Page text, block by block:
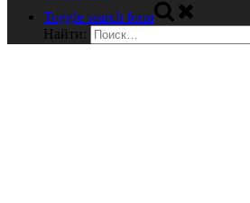
Toggle search form
Найти: